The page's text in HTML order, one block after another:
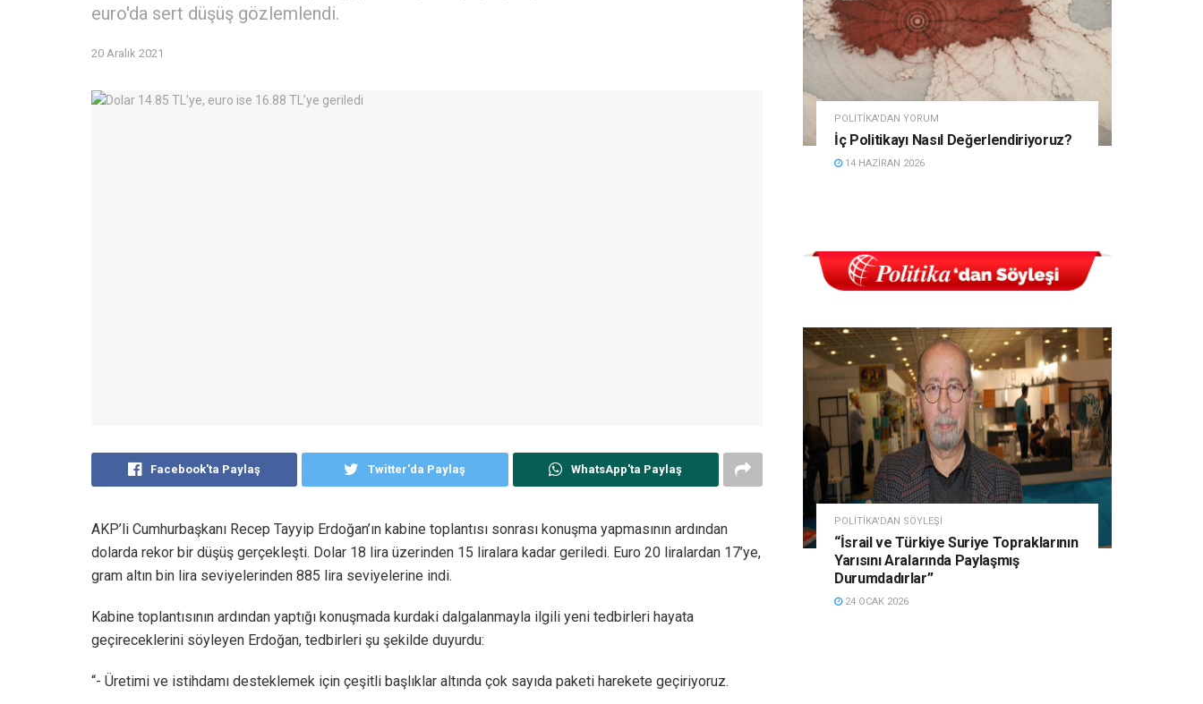
euro'da sert düşüş gözlemlendi.
20 Aralık 2021
Facebook'ta Paylaş Twitter'da Paylaş WhatsApp'ta Paylaş
AKP’li Cumhurbaşkanı Recep Tayyip Erdoğan’ın kabine toplantısı sonrası konuşma yapmasının ardından
dolarda rekor bir düşüş gerçekleşti. Dolar 18 lira üzerinden 15 liralara kadar geriledi. Euro 20 liralardan 17’ye,
gram altın bin lira seviyelerinden 885 lira seviyelerine indi.
Kabine toplantısının ardından yaptığı konuşmada kurdaki dalgalanmayla ilgili yeni tedbirleri hayata
geçireceklerini söyleyen Erdoğan, tedbirleri şu şekilde duyurdu:
“- Üretimi ve istihdamı desteklemek için çeşitli başlıklar altında çok sayıda paketi harekete geçiriyoruz.
POLITIKA'DAN YORUM
İç Politikayı Nasıl Değerlendiriyoruz?
14 HAZIRAN 2026
POLITIKA'DAN SÖYLEŞI
“İsrail ve Türkiye Suriye Topraklarının
Yarısını Aralarında Paylaşmış
Durumdadırlar”
24 OCAK 2026